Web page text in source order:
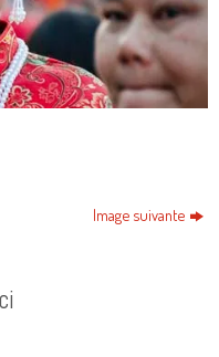
Image suivante